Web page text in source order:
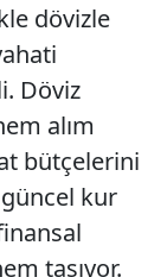
dövizle
Döviz
alım
bütçelerini
kur
taşıyor.